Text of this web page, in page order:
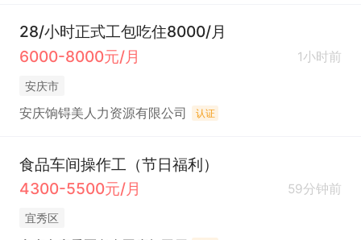
28/小时正式工包吃住8000/月
6000-8000元/月
1小时前
安庆市
安庆饷锝美人力资源有限公司 认证
食品车间操作工（节日福利）
4300-5500元/月
59分钟前
宜秀区